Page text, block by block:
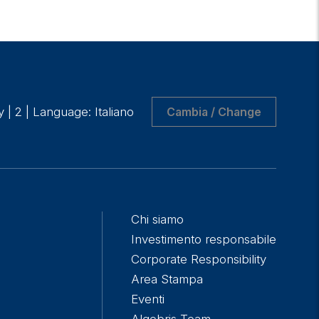
2 Language: Italiano Cambia / Change
Chi siamo
Investimento responsabile
Corporate Responsibility
Area Stampa
Eventi